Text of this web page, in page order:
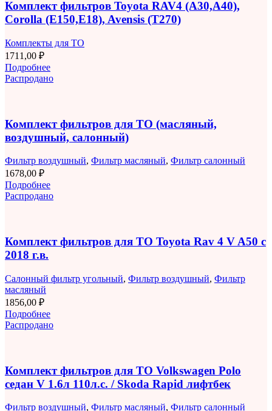
Комплект фильтров Toyota RAV4 (A30,A40),
Corolla (E150,E18), Avensis (T270)
Комплекты для ТО
1711,00 ₽
Подробнее
Распродано
Комплект фильтров для ТО (масляный,
воздушный, салонный)
Фильтр воздушный, Фильтр масляный, Фильтр салонный
1678,00 ₽
Подробнее
Распродано
Комплект фильтров для ТО Toyota Rav 4 V A50 с
2018 г.в.
Салонный фильтр угольный, Фильтр воздушный, Фильтр
масляный
1856,00 ₽
Подробнее
Распродано
Комплект фильтров для ТО Volkswagen Polo
седан V 1.6л 110л.с. / Skoda Rapid лифтбек
Фильтр воздушный, Фильтр масляный, Фильтр салонный